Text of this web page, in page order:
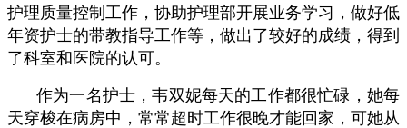
护理质量控制工作，协助护理部开展业务学习，做好低
年资护士的带教指导工作等，做出了较好的成绩，得到
了科室和医院的认可。
作为一名护士，韦双妮每天的工作都很忙碌，她每
天穿梭在病房中，常常超时工作很晚才能回家，可她从